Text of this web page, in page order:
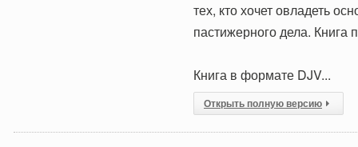
тех, кто хочет овладеть
пастижерного дела. Книга
Книга в формате DJV...
Открыть полную версию